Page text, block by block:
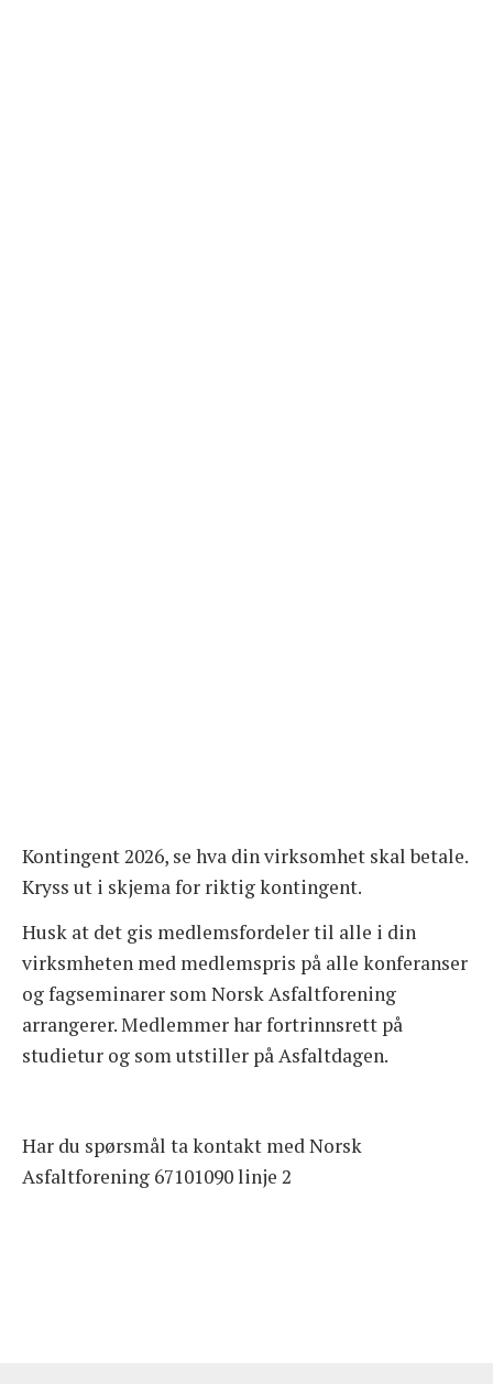
Kontingent 2026, se hva din virksomhet skal betale.
Kryss ut i skjema for riktig kontingent.
Husk at det gis medlemsfordeler til alle i din
virksmheten med medlemspris på alle konferanser
og fagseminarer som Norsk Asfaltforening
arrangerer. Medlemmer har fortrinnsrett på
studietur og som utstiller på Asfaltdagen.
Har du spørsmål ta kontakt med Norsk
Asfaltforening 67101090 linje 2